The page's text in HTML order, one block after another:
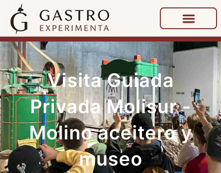
Visita Guiada
Privada Molisur -
Molino aceitero y
museo